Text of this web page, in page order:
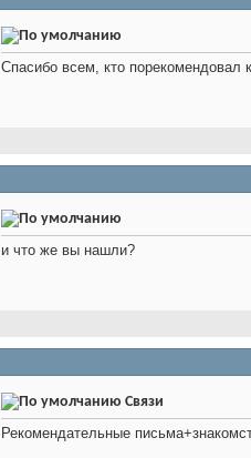
Спасибо всем, кто порекомендовал
и что же вы нашли?
Связи
Рекомендательные